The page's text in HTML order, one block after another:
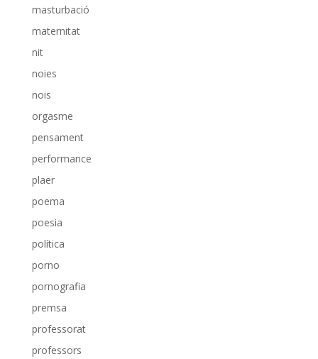
masturbació
maternitat
nit
noies
nois
orgasme
pensament
performance
plaer
poema
poesia
política
porno
pornografia
premsa
professorat
professors